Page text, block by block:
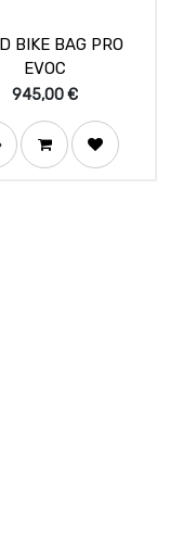
BIKE BAG PRO
EVOC
945,00€